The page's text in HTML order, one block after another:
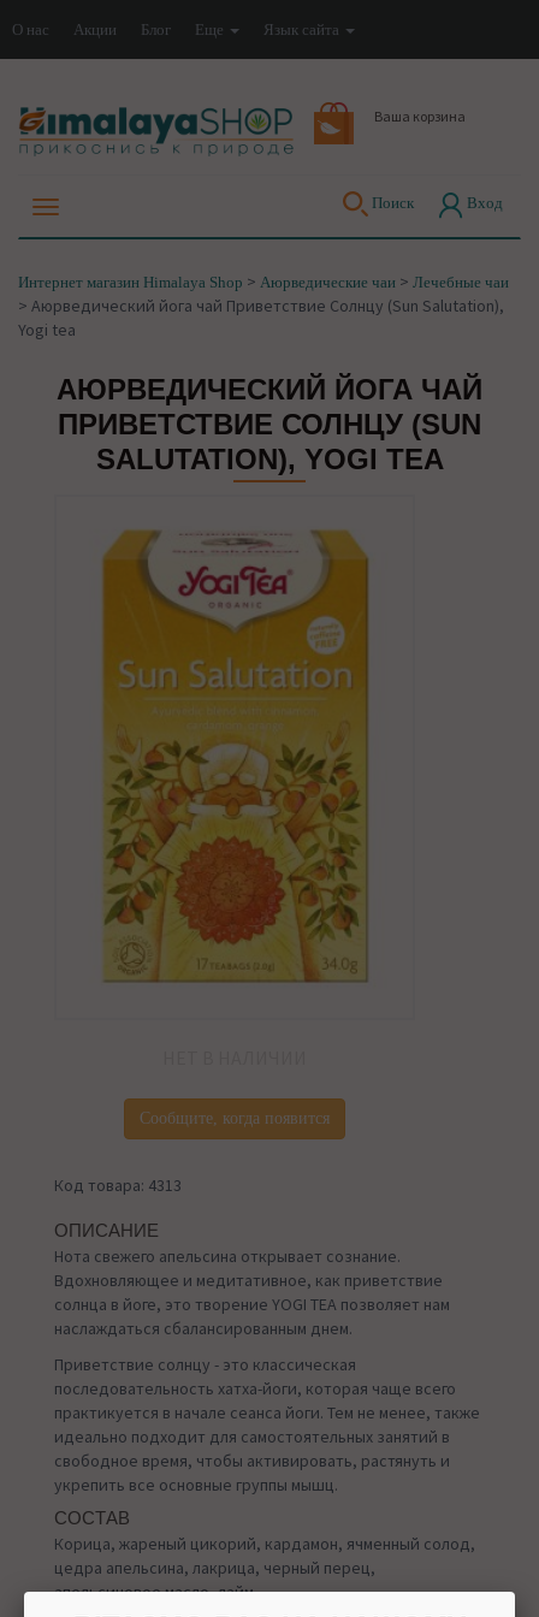
О нас Акции Блог Еще Язык сайта
Ваша корзина
Поиск Вход
Интернет магазин Himalaya Shop > Аюрведические чаи > Лечебные чаи
> Аюрведический йога чай Приветствие Солнцу (Sun Salutation),
Yogi tea
АЮРВЕДИЧЕСКИЙ ЙОГА ЧАЙ
ПРИВЕТСТВИЕ СОЛНЦУ (SUN
SALUTATION), YOGI TEA
Сообщите, когда появится
Код товара: 4313
ОПИСАНИЕ
Нота свежего апельсина открывает сознание.
Вдохновляющее и медитативное, как приветствие
солнца в йоге, это творение YOGI TEA позволяет нам
наслаждаться сбалансированным днем.
Приветствие солнцу - это классическая
последовательность хатха-йоги, которая чаще всего
практикуется в начале сеанса йоги. Тем не менее, также
идеально подходит для самостоятельных занятий в
свободное время, чтобы активировать, растянуть и
укрепить все основные группы мышц.
СОСТАВ
Корица, жареный цикорий, кардамон, ячменный солод,
цедра апельсина, лакрица, черный перец,
апельсиновое масло, лайм.